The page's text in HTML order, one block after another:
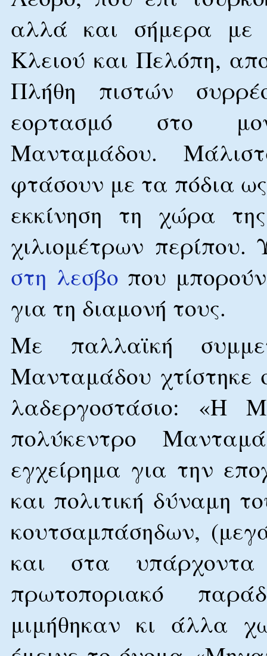
αλλά και σήμερα με
Κλειού και Πελόπη,
Πλήθη πιστών
εορτασμό στο
Μανταμάδου.
φτάσουν με τα πόδια
εκκίνηση τη χώρα
χιλιομέτρων
στη λεσβο που
για τη διαμονή τους.
Με παλλαϊκή
Μανταμάδου χτίστηκε
λαδεργοστάσιο: «Η
πολύκεντρο
εγχείρημα για την
και πολιτική δύναμη
κουτσαμπάσηδων,
και στα
πρωτοποριακό
μιμήθηκαν κι άλλα